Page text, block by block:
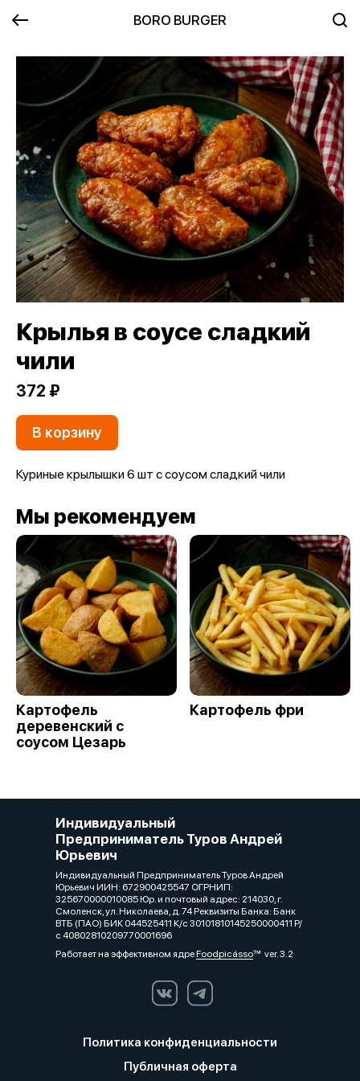
BORO BURGER
Крылья в соусе сладкий
чили
372 ₽
В корзину
Куриные крылышки 6 шт с соусом сладкий чили
Мы рекомендуем
Картофель
деревенский с
соусом Цезарь
Картофель фри
Индивидуальный
Предприниматель Туров Андрей
Юрьевич
Индивидуальный Предприниматель Туров Андрей
Юрьевич ИИН: 672900425547 ОГРНИП:
325670000010085 Юр. и почтовый адрес: 214030, г.
Смоленск, ул. Николаева, д. 74 Реквизиты Банка: Банк
ВТБ (ПАО) БИК 044525411 К/с 30101810145250000411 Р/
с 40802810209770001696
Работает на эффективном ядреFoodpicássover. 3.2
Политика конфиденциальности
Публичная оферта